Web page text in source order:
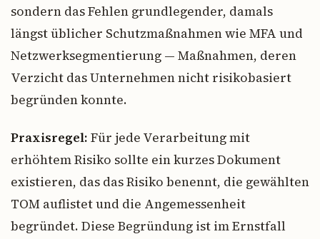
sondern das Fehlen grundlegender, damals
längst üblicher Schutzmaßnahmen wie MFA und
Netzwerksegmentierung — Maßnahmen, deren
Verzicht das Unternehmen nicht risikobasiert
begründen konnte.
Praxisregel: Für jede Verarbeitung mit
erhöhtem Risiko sollte ein kurzes Dokument
existieren, das das Risiko benennt, die gewählten
TOM auflistet und die Angemessenheit
begründet. Diese Begründung ist im Ernstfall